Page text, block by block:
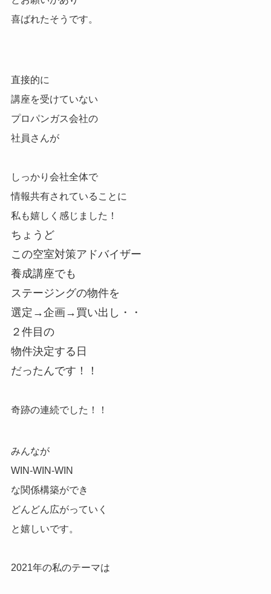
喜ばれたそうです。
直接的に
講座を受けていない
プロパンガス会社の
社員さんが
しっかり会社全体で
情報共有されていることに
私も嬉しく感じました！
ちょうど
この空室対策アドバイザー
養成講座でも
ステージングの物件を
選定→企画→買い出し・・
２件目の
物件決定する日
だったんです！！
奇跡の連続でした！！
みんなが
WIN-WIN-WIN
な関係構築ができ
どんどん広がっていく
と嬉しいです。
2021年の私のテーマは